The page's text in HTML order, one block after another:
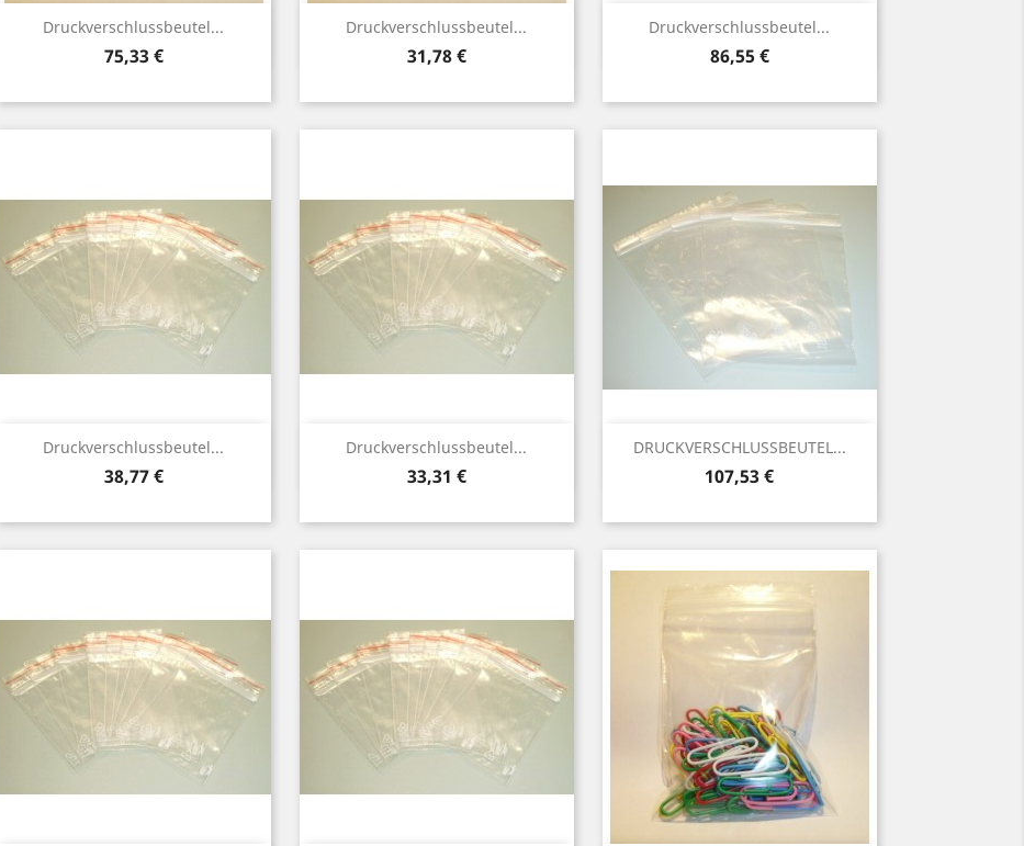
Druckverschlussbeutel...
Preis
75,33 €
Vorschau Druckverschlussbeutel...
Preis
31,78 €
Vorschau Druckverschlussbeutel...
Preis
86,55 €
Vorschau
Druckverschlussbeutel...
Preis
38,77 €
Vorschau Druckverschlussbeutel...
Preis
33,31 €
Vorschau DRUCKVERSCHLUSSBEUTEL...
Preis
107,53 €
Vorschau